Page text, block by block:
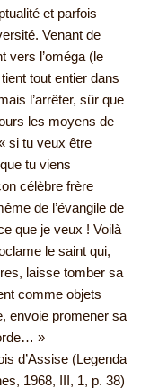
et parfois
Venant de
vers l’oméga (le
tout entier dans
l’arrêter, sûr que
les moyens de
si tu veux être
tu viens
célèbre frère
de l’évangile de
que je veux ! Voilà
le saint qui,
laisse tomber sa
comme objets
envoie promener sa
»
d’Assise (Legenda
1968, III, 1, p. 38)